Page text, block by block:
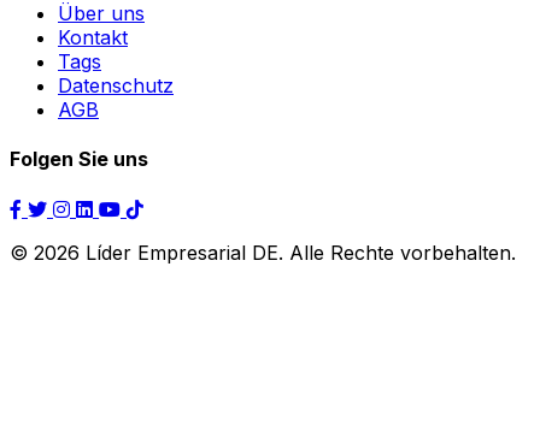
Über uns
Kontakt
Tags
Datenschutz
AGB
Folgen Sie uns
© 2026 Líder Empresarial DE. Alle Rechte vorbehalten.